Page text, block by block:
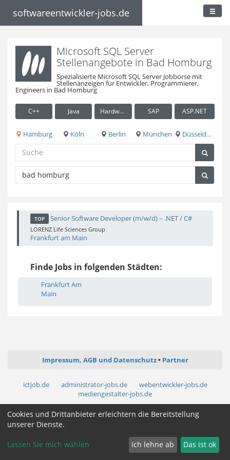
softwareentwickler-jobs.de
Microsoft SQL Server
Stellenangebote in Bad Homburg
Spezialisierte Microsoft SQL Server Jobbörse mit
Stellenanzeigen für Entwickler, Programmierer,
Engineers in Bad Homburg
C++ Java Hardware / Embedded SAP ASP.NET
Hamburg Köln Berlin München Düsseldorf
TOP Senior Software Developer (m/w/d) – .NET / C#
LORENZ Life Sciences Group
Frankfurt am Main
Finde Jobs in folgenden Städten:
Frankfurt Am
Main
Impressum, AGB und Datenschutz Partner
ictjob.de administrator-jobs.de
webentwickler-jobs.de
mediengestalter-jobs.de
Cookie Zustimmung ändern
Cookies und Drittanbieter erleichtern die Bereitstellung
unserer Dienste.
Lassen Sie mich wählen Ich lehne ab Das ist ok